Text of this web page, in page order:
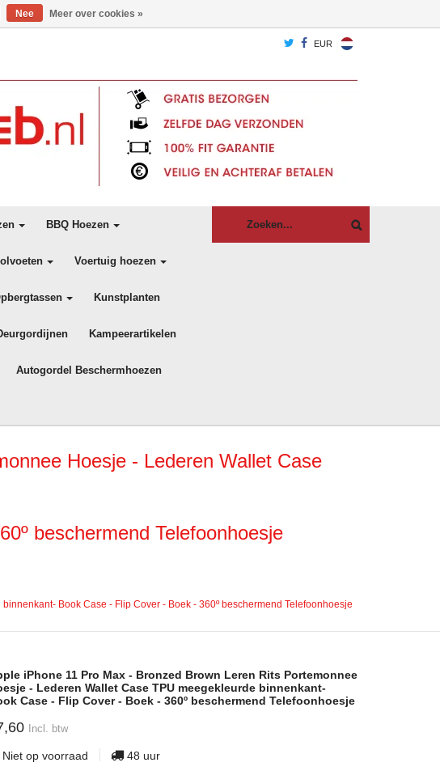
EUR
BBQ Hoezen
Voertuig hoezen
Kunstplanten
Kampeerartikelen
Autogordel Beschermhoezen
Hoesje - Lederen Wallet Case
beschermend Telefoonhoesje
Book Case - Flip Cover - Boek - 360º beschermend Telefoonhoesje
iPhone 11 Pro Max - Bronzed Brown Leren Rits Portemonnee
- Lederen Wallet Case TPU meegekleurde binnenkant-
Case - Flip Cover - Boek - 360º beschermend Telefoonhoesje
Incl. btw
op voorraad 48 uur
Nee Meer over cookies »